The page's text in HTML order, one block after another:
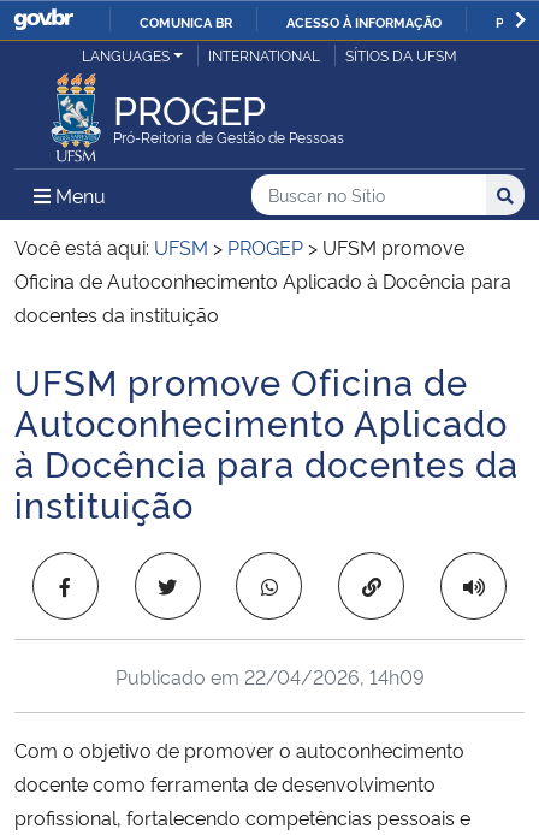
IR
COMUNICA BR ACESSO À INFORMAÇÃO
Ministério da Justiça e Segurança Pública
Ministério da Defesa
Ministério das Relações Exteriores
Ministério da Economia
Ministério da Infraestrutura
Ministério da Agricultura, Pecuária e Abastecimento
Ministério da Educação
Ministério da Cidadania
Ministério da Saúde
Ministério de Minas e Energia
Ministério da Ciência, Tecnologia, Inovações e Comunicações
Ministério do Meio Ambiente
LANGUAGES INTERNATIONAL SÍTIOS DA UFSM
PROGEP
Pró-Reitoria de Gestão de Pessoas
Menu Menu Principal do Sítio
Busca
Buscar no no Sítio
Busca:
Você está aqui: UFSM > PROGEP > UFSM promove
Oficina de Autoconhecimento Aplicado à Docência para
docentes da instituição
Início do conteúdo
UFSM promove Oficina de
Autoconhecimento Aplicado
à Docência para docentes da
instituição
Copiar para área
Publicado em 22/04/2026, 14h09
Com o objetivo de promover o autoconhecimento
docente como ferramenta de desenvolvimento
profissional, fortalecendo competências pessoais e